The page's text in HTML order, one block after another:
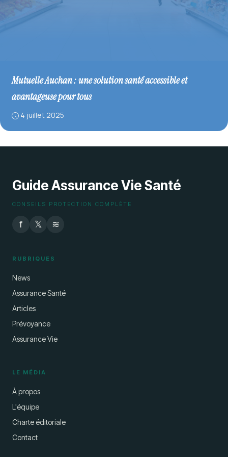
Mutuelle Auchan : une solution santé accessible et
avantageuse pour tous
4 juillet 2025
Guide Assurance Vie Santé
CONSEILS PROTECTION COMPLÈTE
f 𝕏 ≋
RUBRIQUES
News
Assurance Santé
Articles
Prévoyance
Assurance Vie
LE MÉDIA
À propos
L'équipe
Charte éditoriale
Contact